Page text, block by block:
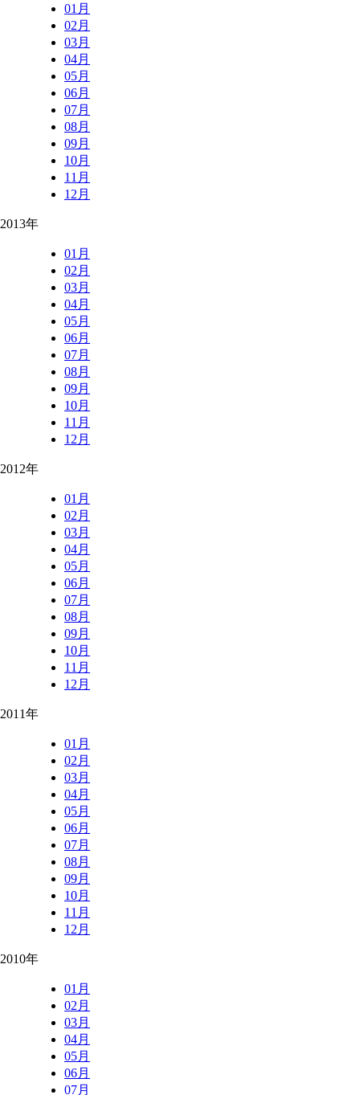
01月
02月
03月
04月
05月
06月
07月
08月
09月
10月
11月
12月
2013年
01月
02月
03月
04月
05月
06月
07月
08月
09月
10月
11月
12月
2012年
01月
02月
03月
04月
05月
06月
07月
08月
09月
10月
11月
12月
2011年
01月
02月
03月
04月
05月
06月
07月
08月
09月
10月
11月
12月
2010年
01月
02月
03月
04月
05月
06月
07月